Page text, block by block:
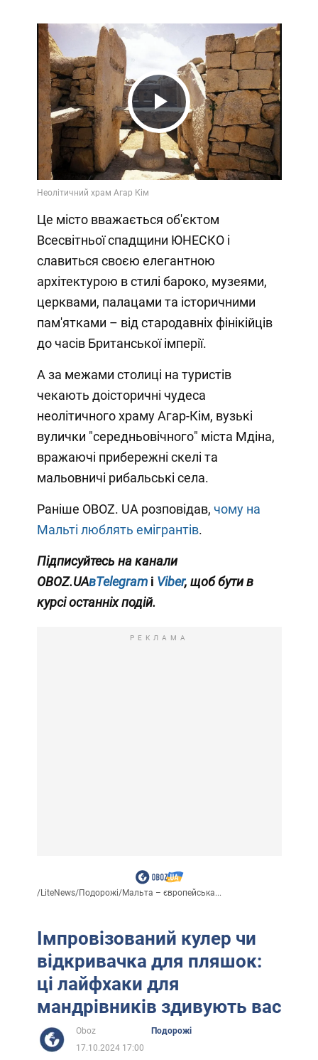
Play
Video
Це місто вважається об'єктом
Всесвітньої спадщини ЮНЕСКО і
славиться своєю елегантною
архітектурою в стилі бароко, музеями,
церквами, палацами та історичними
пам'ятками – від стародавніх фінікійців
до часів Британської імперії.
А за межами столиці на туристів
чекають доісторичні чудеса
неолітичного храму Агар-Кім, вузькі
вулички "середньовічного" міста Мдіна,
вражаючі прибережні скелі та
мальовничі рибальські села.
Раніше OBOZ. UA розповідав, чому на
Мальті люблять емігрантів.
Підписуйтесь на канали
OBOZ.UAвTelegramі Viber, щоб бути в
курсі останніх подій.
РЕКЛАМА
/LiteNews/Подорожі/Мальта – європейська...
Імпровізований кулер чи
відкривачка для пляшок:
ці лайфхаки для
мандрівників здивують вас
Oboz
Подорожі
17.10.2024 17:00